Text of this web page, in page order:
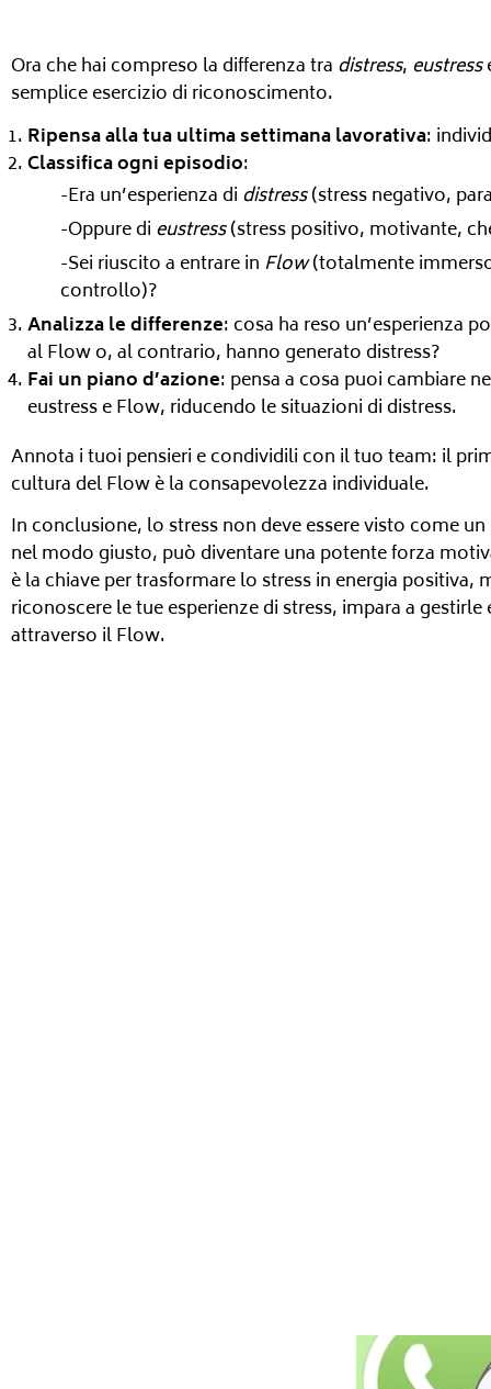
Ora che hai compreso la differenza tra distress, eustress
semplice esercizio di riconoscimento.
Ripensa alla tua ultima settimana lavorativa:
Classifica ogni episodio:
-Era un’esperienza di distress(stress negativo,
-Oppure di eustress(stress positivo, motivante,
-Sei riuscito a entrare in Flow(totalmente
controllo)?
Analizza le differenze: cosa ha reso un’esperienza
al Flow o, al contrario, hanno generato distress?
Fai un piano d’azione: pensa a cosa puoi cambiare
eustress e Flow, riducendo le situazioni di distress.
Annota i tuoi pensieri e condividili con il tuo team: il
cultura del Flow è la consapevolezza individuale.
In conclusione, lo stress non deve essere visto come
nel modo giusto, può diventare una potente forza
è la chiave per trasformare lo stress in energia
riconoscere le tue esperienze di stress, impara a
attraverso il Flow.